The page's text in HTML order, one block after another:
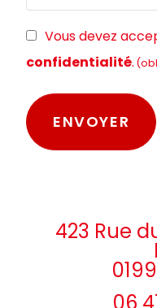
RGPDVous devez
confidentialité.
423 Rue